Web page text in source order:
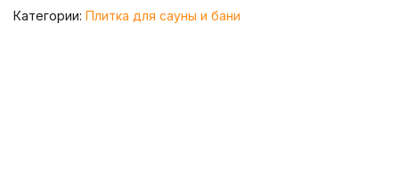
Категории: Плитка для сауны и бани